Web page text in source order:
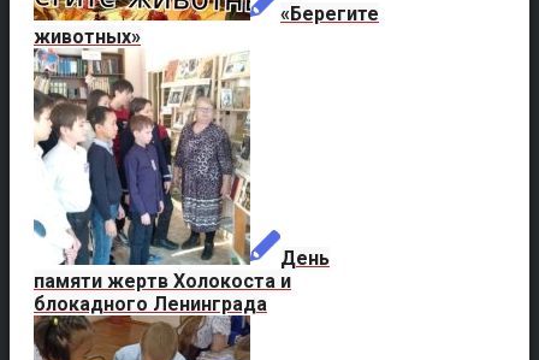
«Берегите
животных»
День
памяти жертв Холокоста и
блокадного Ленинграда